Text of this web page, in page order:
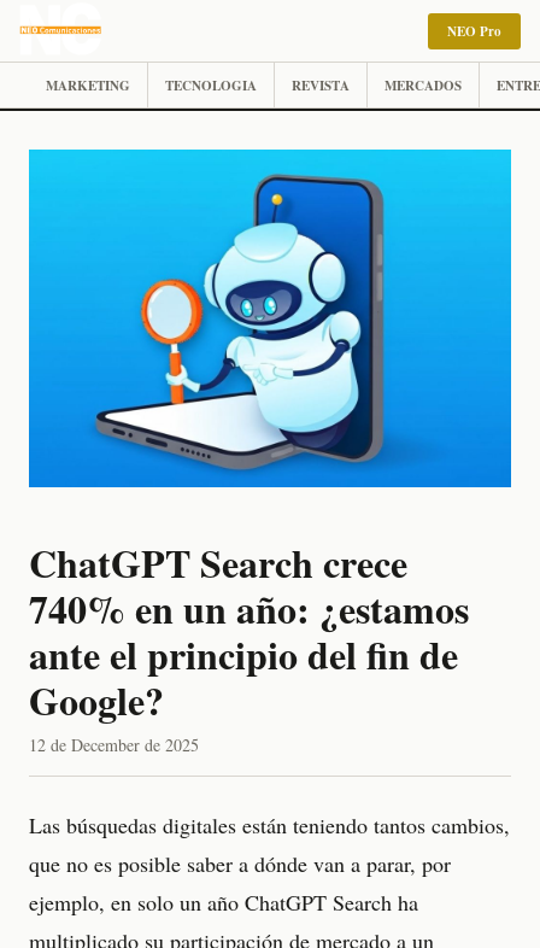
NEO Pro
MARKETING TECNOLOGIA REVISTA MERCADOS
ChatGPT Search crece
740% en un año: ¿estamos
ante el principio del fin de
Google?
12 de December de 2025
Las búsquedas digitales están teniendo tantos cambios,
que no es posible saber a dónde van a parar, por
ejemplo, en solo un año ChatGPT Search ha
multiplicado su participación de mercado a un